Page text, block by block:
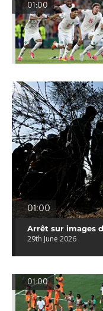
01:00
01:00
Arrêt sur images
29th June 2026
01:00